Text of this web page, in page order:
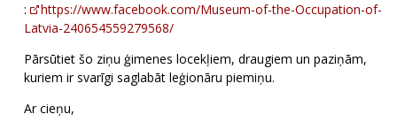
:
https://www.facebook.com/Museum-of-the-Occupation-of-
Latvia-240654559279568/
Pārsūtiet šo ziņu ģimenes locekļiem, draugiem un paziņām,
kuriem ir svarīgi saglabāt leģionāru piemiņu.
Ar cieņu,